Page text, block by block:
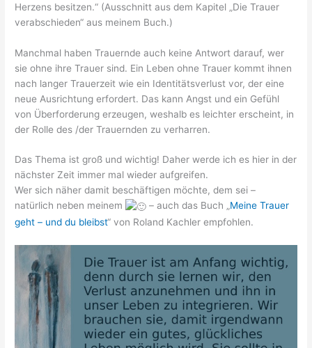
Herzens besitzen.“ (Ausschnitt aus dem Kapitel „Die Trauer
verabschieden“ aus meinem Buch.)
Manchmal haben Trauernde auch keine Antwort darauf, wer
sie ohne ihre Trauer sind. Ein Leben ohne Trauer kommt ihnen
nach langer Trauerzeit wie ein Identitätsverlust vor, der eine
neue Ausrichtung erfordert. Das kann Angst und ein Gefühl
von Überforderung erzeugen, weshalb es leichter erscheint, in
der Rolle des /der Trauernden zu verharren.
Das Thema ist groß und wichtig! Daher werde ich es hier in der
nächster Zeit immer mal wieder aufgreifen.
Wer sich näher damit beschäftigen möchte, dem sei –
natürlich neben meinem
– auch das Buch „Meine Trauer
geht – und du bleibst“ von Roland Kachler empfohlen.